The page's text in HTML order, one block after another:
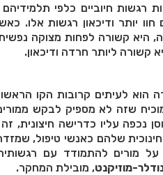
רגשות חיוביים כלפי
יותר ודיכאון רגשות אלו.
היא קשורה לפחות מצוקה
קשורה ליותר חרדה ודיכאון.
הוא לעיתים קרובות הקו
שזה לא מספיק לבקש
נכפה עליו כדרישה חיצונית,
שלהם כאנשי טיפול,
על מורים להתמודד עם
מוזיקנט, מובילת המחקר.